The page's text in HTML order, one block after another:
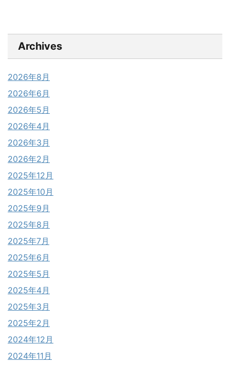
Archives
2026年8月
2026年6月
2026年5月
2026年4月
2026年3月
2026年2月
2025年12月
2025年10月
2025年9月
2025年8月
2025年7月
2025年6月
2025年5月
2025年4月
2025年3月
2025年2月
2024年12月
2024年11月